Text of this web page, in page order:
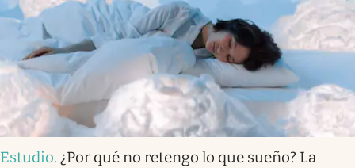
Estudio. ¿Por qué no retengo lo que sueño? La